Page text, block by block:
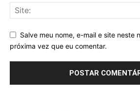
Salve meu nome, e-mail e site neste
próxima vez que eu comentar.